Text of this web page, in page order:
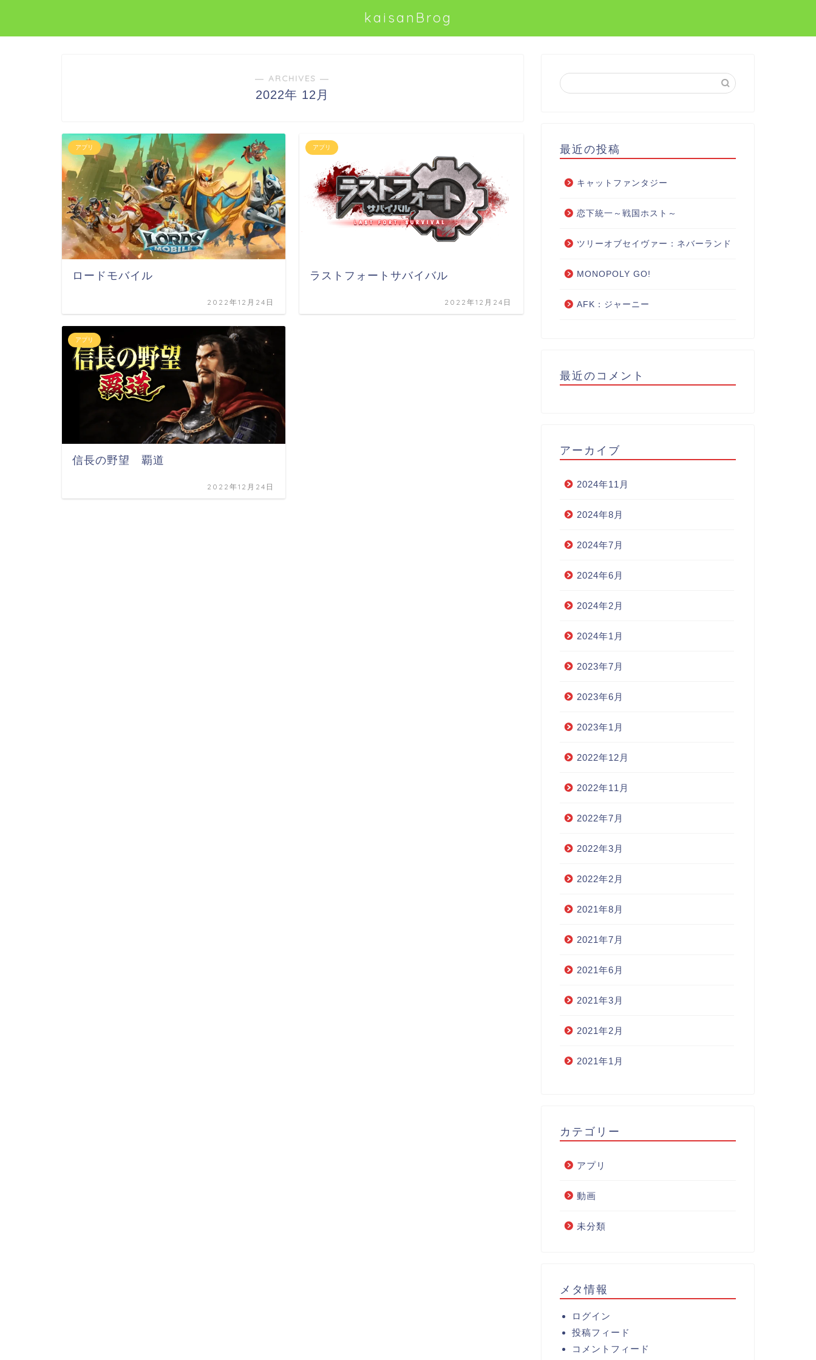
kaisanBrog
― ARCHIVES ―
2022年 12月
アプリ
ロードモバイル
2022年12月24日
アプリ
ラストフォートサバイバル
2022年12月24日
アプリ
信長の野望 覇道
2022年12月24日
最近の投稿
キャットファンタジー
恋下統一～戦国ホスト～
ツリーオブセイヴァー：ネバーランド
MONOPOLY GO!
AFK：ジャーニー
最近のコメント
アーカイブ
2024年11月
2024年8月
2024年7月
2024年6月
2024年2月
2024年1月
2023年7月
2023年6月
2023年1月
2022年12月
2022年11月
2022年7月
2022年3月
2022年2月
2021年8月
2021年7月
2021年6月
2021年3月
2021年2月
2021年1月
カテゴリー
アプリ
動画
未分類
メタ情報
ログイン
投稿フィード
コメントフィード